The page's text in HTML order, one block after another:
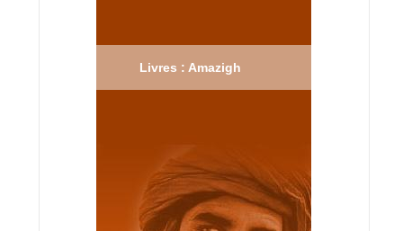
Livres : Amazigh